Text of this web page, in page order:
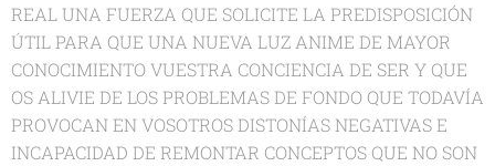
REAL UNA FUERZA QUE SOLICITE LA PREDISPOSICIÓN
ÚTIL PARA QUE UNA NUEVA LUZ ANIME DE MAYOR
CONOCIMIENTO VUESTRA CONCIENCIA DE SER Y QUE
OS ALIVIE DE LOS PROBLEMAS DE FONDO QUE TODAVÍA
PROVOCAN EN VOSOTROS DISTONÍAS NEGATIVAS E
INCAPACIDAD DE REMONTAR CONCEPTOS QUE NO SON